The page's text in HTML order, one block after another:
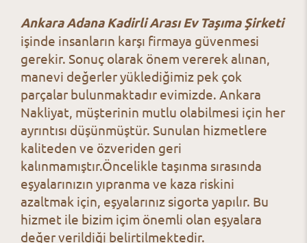
Ankara Adana Kadirli Arası Ev Taşıma Şirketi
işinde insanların karşı firmaya güvenmesi
gerekir. Sonuç olarak önem vererek alınan,
manevi değerler yüklediğimiz pek çok
parçalar bulunmaktadır evimizde. Ankara
Nakliyat, müşterinin mutlu olabilmesi için her
ayrıntısı düşünmüştür. Sunulan hizmetlere
kaliteden ve özveriden geri
kalınmamıştır.Öncelikle taşınma sırasında
eşyalarınızın yıpranma ve kaza riskini
azaltmak için, eşyalarınız sigorta yapılır. Bu
hizmet ile bizim içim önemli olan eşyalara
değer verildiği belirtilmektedir.